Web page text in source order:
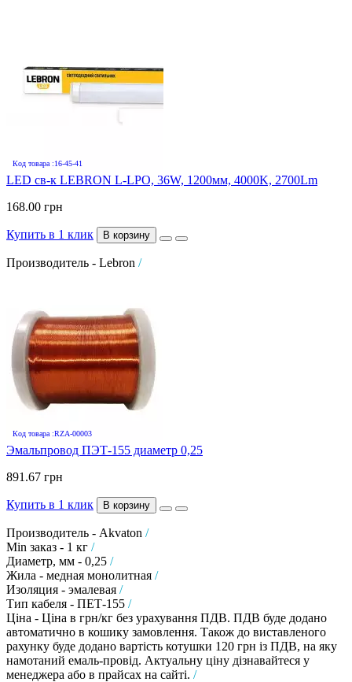
Код товара :16-45-41
LED св-к LEBRON L-LPO, 36W, 1200мм, 4000K, 2700Lm
168.00 грн
Купить в 1 клик В корзину
Производитель - Lebron /
Код товара :RZA-00003
Эмальпровод ПЭТ-155 диаметр 0,25
891.67 грн
Купить в 1 клик В корзину
Производитель - Akvaton /
Min заказ - 1 кг /
Диаметр, мм - 0,25 /
Жила - медная монолитная /
Изоляция - эмалевая /
Тип кабеля - ПЕТ-155 /
Ціна - Ціна в грн/кг без урахування ПДВ. ПДВ буде додано
автоматично в кошику замовлення. Також до виставленого
рахунку буде додано вартість котушки 120 грн із ПДВ, на яку
намотаний емаль-провід. Актуальну ціну дізнавайтеся у
менеджера або в прайсах на сайті. /